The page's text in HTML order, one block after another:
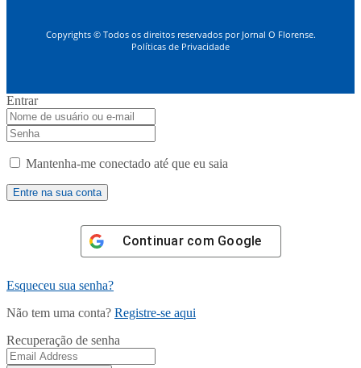
Copyrights © Todos os direitos reservados por Jornal O Florense.
Políticas de Privacidade
Entrar
Mantenha-me conectado até que eu saia
Continuar com Google
Esqueceu sua senha?
Não tem uma conta? Registre-se aqui
Recuperação de senha